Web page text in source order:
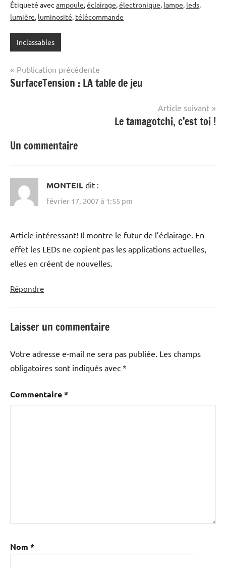
Étiqueté avec ampoule,éclairage,électronique, lampe, leds,
lumière, luminosité, télécommande
Inclassables
Navigation
de
Publication précédente
SurfaceTension : LA table de jeu
Article suivant
Le tamagotchi, c’est toi !
Un commentaire
MONTEIL dit :
février 17, 2007 à 1:55 pm
Article intéressant! Il montre le futur de l’éclairage. En
effet les LEDs ne copient pas les applications actuelles,
elles en créent de nouvelles.
Répondre
Laisser un commentaire
Votre adresse e-mail ne sera pas publiée. Les champs
obligatoires sont indiqués avec *
Commentaire*
Nom *